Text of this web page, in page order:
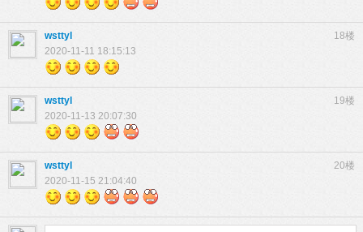
18楼
wsttyl
2020-11-11 18:15:13
19楼
wsttyl
2020-11-13 20:07:30
20楼
wsttyl
2020-11-15 21:04:40